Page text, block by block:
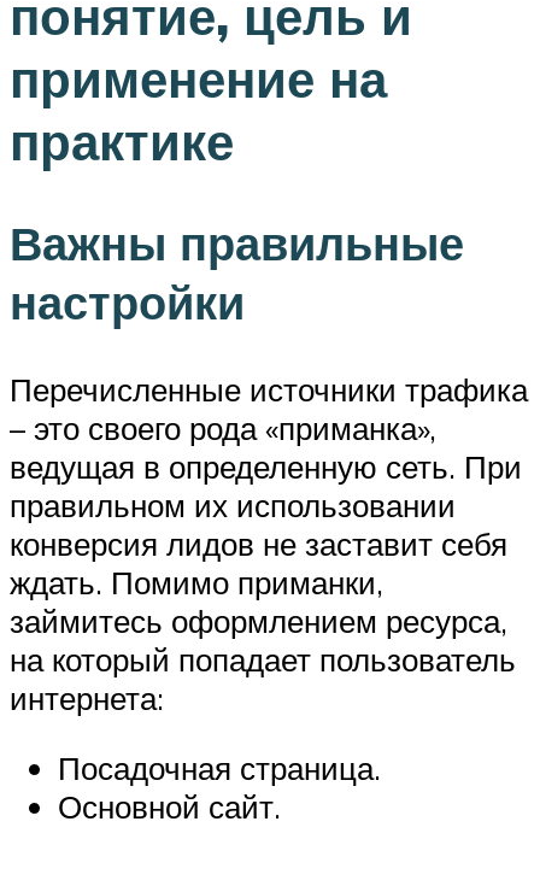
понятие, цель и
применение на
практике
Важны правильные
настройки
Перечисленные источники трафика
– это своего рода «приманка»,
ведущая в определенную сеть. При
правильном их использовании
конверсия лидов не заставит себя
ждать. Помимо приманки,
займитесь оформлением ресурса,
на который попадает пользователь
интернета:
Посадочная страница.
Основной сайт.